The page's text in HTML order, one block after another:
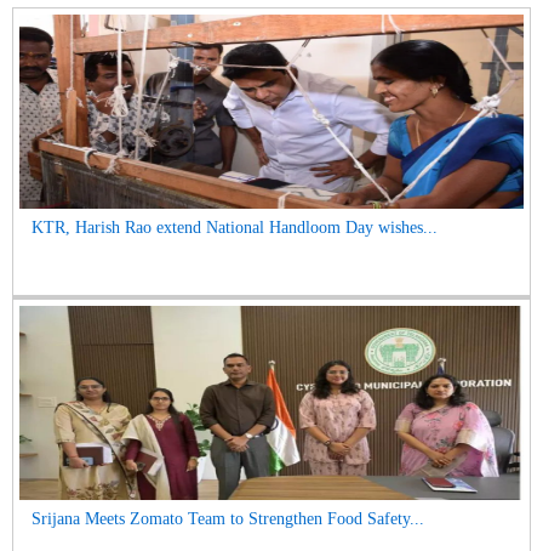
KTR, Harish Rao extend National Handloom Day wishes...
Srijana Meets Zomato Team to Strengthen Food Safety...